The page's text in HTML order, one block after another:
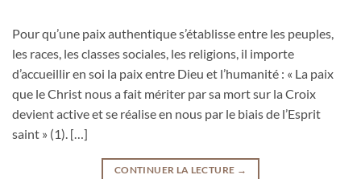
Pour qu’une paix authentique s’établisse entre les peuples,
les races, les classes sociales, les religions, il importe
d’accueillir en soi la paix entre Dieu et l’humanité : « La paix
que le Christ nous a fait mériter par sa mort sur la Croix
devient active et se réalise en nous par le biais de l’Esprit
saint » (1). […]
CONTINUER LA LECTURE →